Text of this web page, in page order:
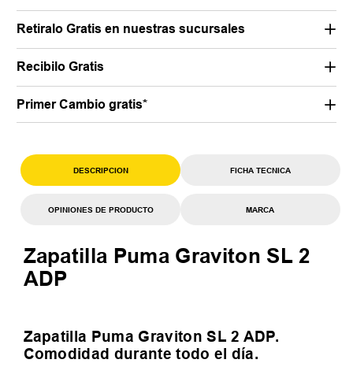
Retiralo Gratis en nuestras sucursales
Recibilo Gratis
Primer Cambio gratis*
DESCRIPCION FICHA TECNICA
OPINIONES DE PRODUCTO MARCA
Zapatilla Puma Graviton SL 2
ADP
Zapatilla Puma Graviton SL 2 ADP.
Comodidad durante todo el día.